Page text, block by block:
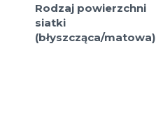
Rodzaj powierzchni
siatki
(błyszcząca/matowa)